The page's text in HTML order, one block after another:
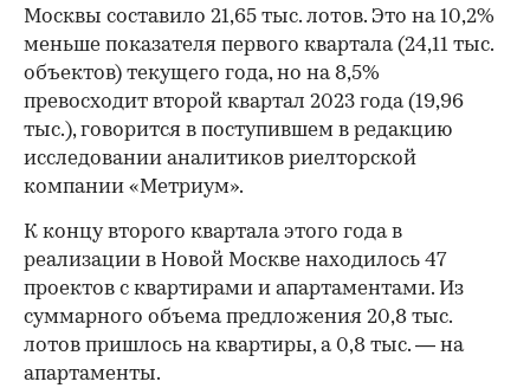
Москвы составило 21,65 тыс. лотов. Это на 10,2%
меньше показателя первого квартала (24,11 тыс.
объектов) текущего года, но на 8,5%
превосходит второй квартал 2023 года (19,96
тыс.), говорится в поступившем в редакцию
исследовании аналитиков риелторской
компании «Метриум».
К концу второго квартала этого года в
реализации в Новой Москве находилось 47
проектов с квартирами и апартаментами. Из
суммарного объема предложения 20,8 тыс.
лотов пришлось на квартиры, а 0,8 тыс. — на
апартаменты.